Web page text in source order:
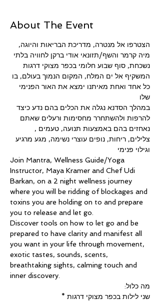
About The Event
הצטרפו אל מנטרה, מדריכת הבריאות והיוגה,
מיה קרמר והשף/תזונאי אודי ברקן לחוויה בלתי
נשכחת, סוף שבוע חלומי בכפר מצוקי דרגות
המשקיף אל ים המלח, המקום הנמוך בעולם, בו
כל אחד ואחת מאיתנו ימצא את האור הפנימי
שלו
במהלך הסדנא נגלה את הכלים בהם נדע כיצד
להרפות ולהשתחרר מחסימות ורעלים שאתם
נאחזים בהם באמצעות תנועה, טעמים ,
צלילים, ריחות, נופים עוצרי נשימה, מגע מרגיע
וגילוי פנימי
Join Mantra, Wellness Guide/Yoga
Instructor, Maya Kramer and Chef Udi
Barkan, on a 2 night wellness journey
where you will be ridding of blockages and
toxins you are holding on to and prepare
you to release and let go.
Discover tools on how to let go and be
prepared to have clarity and manifest all
you want in your life through movement,
exotic tastes, sounds, scents,
breathtaking sights, calming touch and
inner discovery.
מה כלול:
שני לילות בכפר מצוקי דרגות *